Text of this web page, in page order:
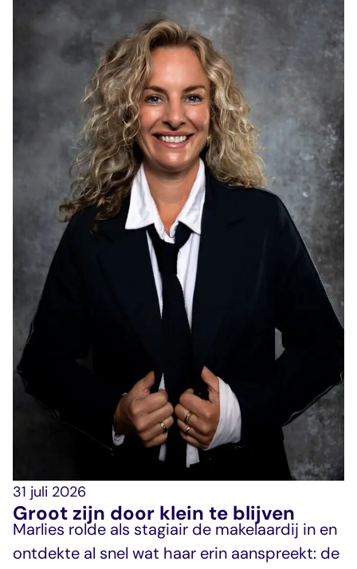
klantgesprek tot verkoopdossier, van actief
luisteren tot een lastig gesprek voeren.
31 juli 2026
Groot zijn door klein te blijven
Marlies rolde als stagiair de makelaardij in en
ontdekte al snel wat haar erin aanspreekt: de